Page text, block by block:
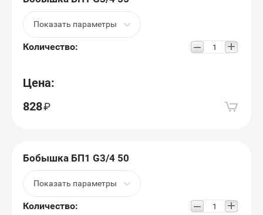
Показать параметры
Количество: − +
Цена:
828
Бобышка БП1 G3/4 50
Показать параметры
Количество: − +